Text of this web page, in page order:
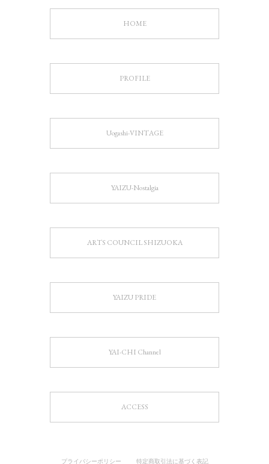
HOME
PROFILE
Uogashi-VINTAGE
YAIZU-Nostalgia
ARTS COUNCIL SHIZUOKA
YAIZU PRIDE
YAI-CHI Channel
ACCESS
プライバシーポリシー 特定商取引法に基づく表記